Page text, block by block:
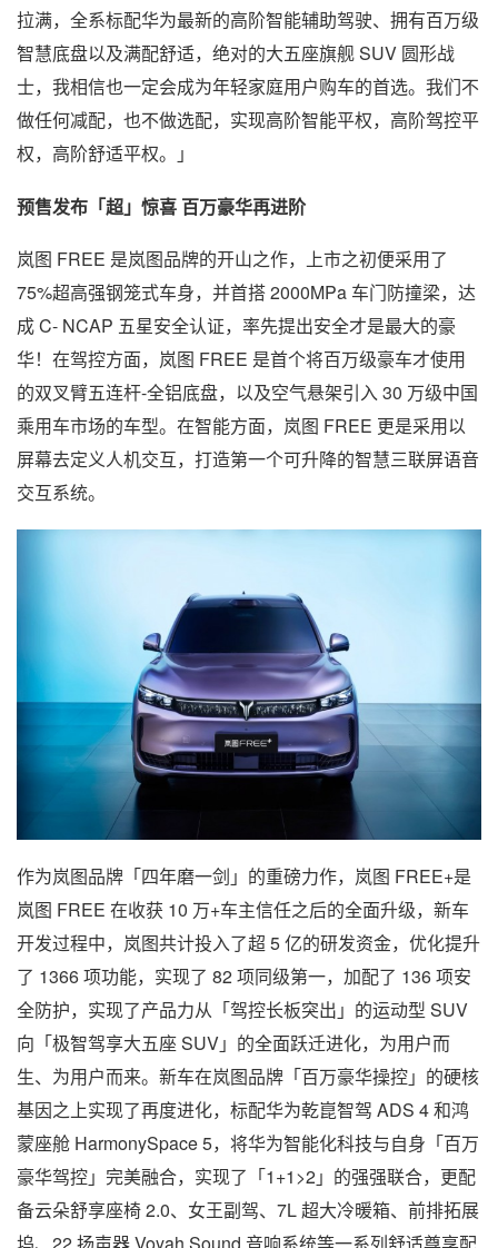
拉满，全系标配华为最新的高阶智能辅助驾驶、拥有百万级
智慧底盘以及满配舒适，绝对的大五座旗舰 SUV 圆形战
士，我相信也一定会成为年轻家庭用户购车的首选。我们不
做任何减配，也不做选配，实现高阶智能平权，高阶驾控平
权，高阶舒适平权。」
预售发布「超」惊喜 百万豪华再进阶
岚图 FREE 是岚图品牌的开山之作，上市之初便采用了
75%超高强钢笼式车身，并首搭 2000MPa 车门防撞梁，达
成 C- NCAP 五星安全认证，率先提出安全才是最大的豪
华！在驾控方面，岚图 FREE 是首个将百万级豪车才使用
的双叉臂五连杆-全铝底盘，以及空气悬架引入 30 万级中国
乘用车市场的车型。在智能方面，岚图 FREE 更是采用以
屏幕去定义人机交互，打造第一个可升降的智慧三联屏语音
交互系统。
作为岚图品牌「四年磨一剑」的重磅力作，岚图 FREE+是
岚图 FREE 在收获 10 万+车主信任之后的全面升级，新车
开发过程中，岚图共计投入了超 5 亿的研发资金，优化提升
了 1366 项功能，实现了 82 项同级第一，加配了 136 项安
全防护，实现了产品力从「驾控长板突出」的运动型 SUV
向「极智驾享大五座 SUV」的全面跃迁进化，为用户而
生、为用户而来。新车在岚图品牌「百万豪华操控」的硬核
基因之上实现了再度进化，标配华为乾崑智驾 ADS 4 和鸿
蒙座舱 HarmonySpace 5，将华为智能化科技与自身「百万
豪华驾控」完美融合，实现了「1+1>2」的强强联合，更配
备云朵舒享座椅 2.0、女王副驾、7L 超大冷暖箱、前排拓展
坞、22 扬声器 Voyah Sound 音响系统等一系列舒适尊享配